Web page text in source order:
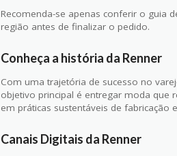
Recomenda-se apenas conferir o guia
região antes de finalizar o pedido.
Conheça a história da Renner
Com uma trajetória de sucesso no
objetivo principal é entregar moda que
em práticas sustentáveis de fabricação
Canais Digitais da Renner